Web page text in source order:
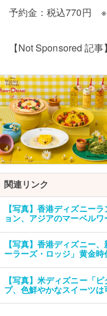
予約金：税込770円
【Not Sponsored 記事】
関連リンク
【写真】香港ディズニー
ョン、アジアのマーベルワ
【写真】香港ディズニー
ーラーズ・ロッジ」黄金時
【写真】米ディズニー「
プ、色鮮やかなスイーツは